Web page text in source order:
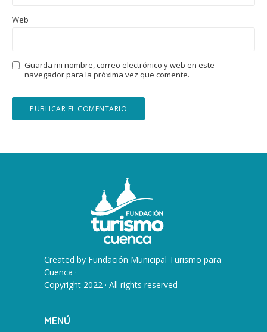
Web
Guarda mi nombre, correo electrónico y web en este
navegador para la próxima vez que comente.
Created by Fundación Municipal Turismo para
Cuenca ·
Copyright 2022 · All rights reserved
MENÚ